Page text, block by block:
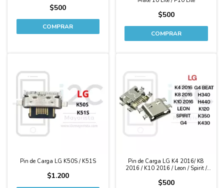
$500
$500
Pin de Carga LG K50S / K51S
$1.200
Pin de Carga LG K4 2016/ K8
2016 / K10 2016 / Leon / Spirit /
K120 / K350 / K430
$500